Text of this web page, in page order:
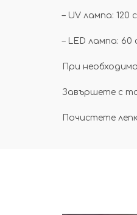
– UV лампа: 120
– LED лампа: 60
При
Завършете с
Почистете